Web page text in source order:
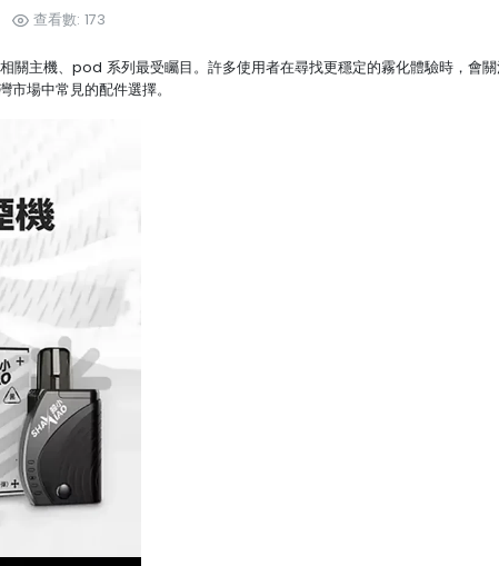
查看數: 173
關主機、pod 系列最受矚目。許多使用者在尋找更穩定的霧化體驗時，會
市場中常見的配件選擇。